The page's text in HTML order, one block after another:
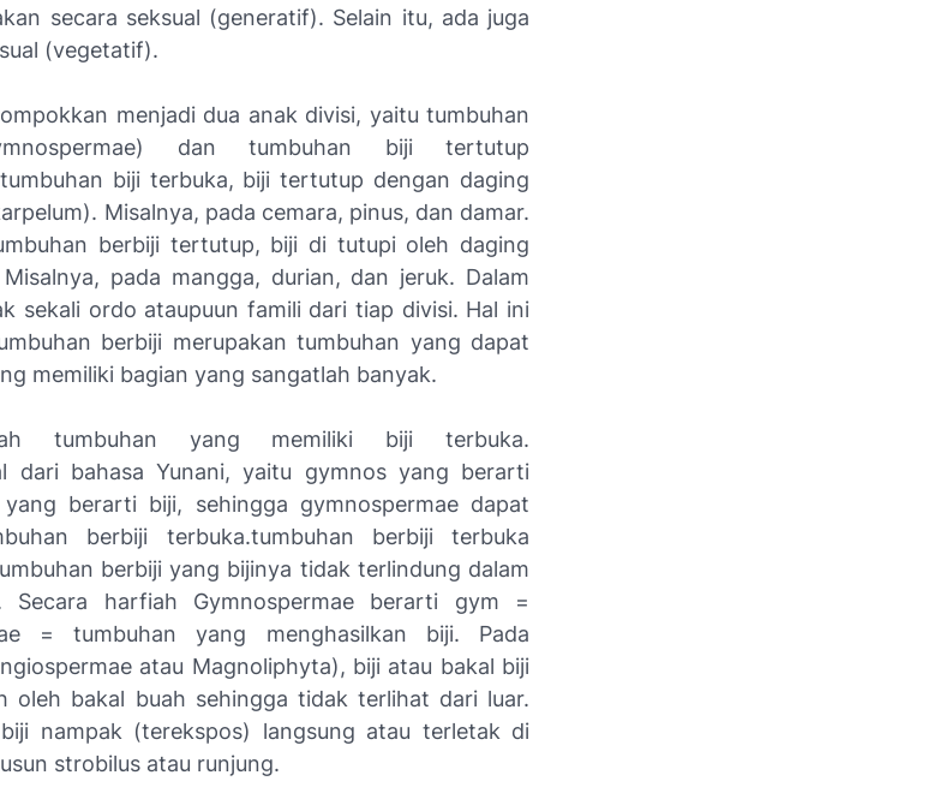
secara seksual (generatif). Selain itu, ada juga
(vegetatif).
menjadi dua anak divisi, yaitu tumbuhan
dan tumbuhan biji tertutup
biji terbuka, biji tertutup dengan daging
Misalnya, pada cemara, pinus, dan damar.
berbiji tertutup, biji di tutupi oleh daging
pada mangga, durian, dan jeruk. Dalam
sekali ordo ataupuun famili dari tiap divisi. Hal ini
berbiji merupakan tumbuhan yang dapat
memiliki bagian yang sangatlah banyak.
tumbuhan yang memiliki biji terbuka.
dari bahasa Yunani, yaitu gymnos yang berarti
berarti biji, sehingga gymnospermae dapat
berbiji terbuka.tumbuhan berbiji terbuka
berbiji yang bijinya tidak terlindung dalam
Secara harfiah Gymnospermae berarti gym =
= tumbuhan yang menghasilkan biji. Pada
atau Magnoliphyta), biji atau bakal biji
oleh bakal buah sehingga tidak terlihat dari luar.
biji nampak (terekspos) langsung atau terletak di
strobilus atau runjung.